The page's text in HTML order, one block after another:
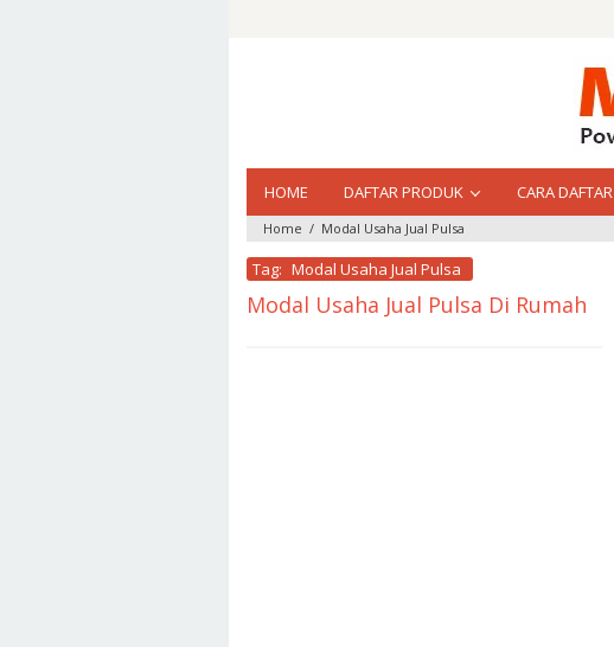
HOME DAFTAR PRODUK CARA DAFTAR
Home / Modal Usaha Jual Pulsa
Tag: Modal Usaha Jual Pulsa
Modal Usaha Jual Pulsa Di Rumah